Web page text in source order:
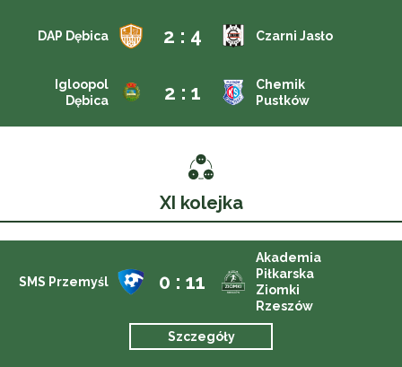
DAP Dębica 2 : 4 Czarni Jasło
Igloopol
Dębica
2 : 1
Chemik
Pustków
XI kolejka
SMS Przemyśl 0 : 11
Akademia
Piłkarska
Ziomki
Rzeszów
Szczegóły